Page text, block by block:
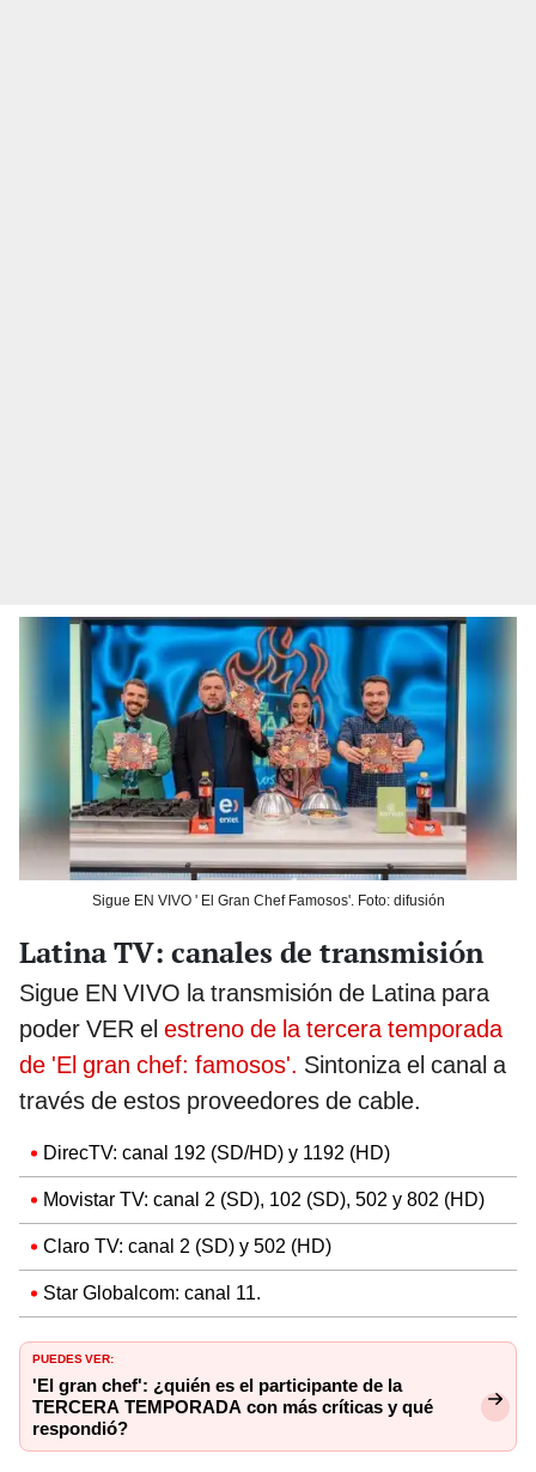
Sigue EN VIVO ' El Gran Chef Famosos'. Foto: difusión
Latina TV: canales de transmisión
Sigue EN VIVO la transmisión de Latina para
poder VER el estreno de la tercera temporada
de 'El gran chef: famosos'. Sintoniza el canal a
través de estos proveedores de cable.
DirecTV: canal 192 (SD/HD) y 1192 (HD)
Movistar TV: canal 2 (SD), 102 (SD), 502 y 802 (HD)
Claro TV: canal 2 (SD) y 502 (HD)
Star Globalcom: canal 11.
PUEDES VER:
'El gran chef': ¿quién es el participante de la
TERCERA TEMPORADA con más críticas y qué
respondió?